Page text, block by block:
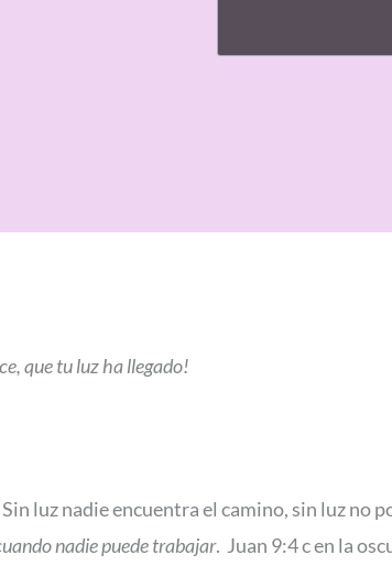
que tu luz ha llegado!
luz nadie encuentra el camino, sin luz no
nadie puede trabajar. Juan 9:4 c en la